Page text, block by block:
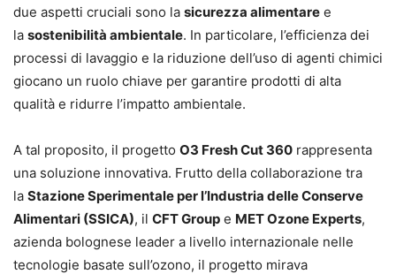
due aspetti cruciali sono la sicurezza alimentare e
la sostenibilità ambientale. In particolare, l’efficienza dei
processi di lavaggio e la riduzione dell’uso di agenti chimici
giocano un ruolo chiave per garantire prodotti di alta
qualità e ridurre l’impatto ambientale.
A tal proposito, il progetto O3 Fresh Cut 360 rappresenta
una soluzione innovativa. Frutto della collaborazione tra
la Stazione Sperimentale per l’Industria delle Conserve
Alimentari (SSICA), il CFT Group e MET Ozone Experts,
azienda bolognese leader a livello internazionale nelle
tecnologie basate sull’ozono, il progetto mirava